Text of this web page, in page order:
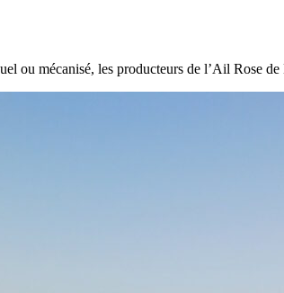
ou mécanisé, les producteurs de l’Ail Rose